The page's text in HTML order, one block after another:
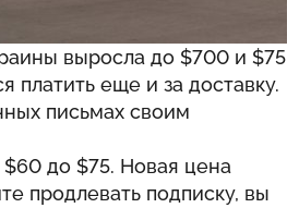
выросла до $700 и $75
платить еще и за доставку.
письмах своим
до $75. Новая цена
продлевать подписку, вы